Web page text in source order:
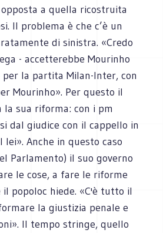
a quella ricostruita
Il problema è che c’è un
di sinistra. «Credo
- accetterebbe Mourinho
la partita Milan-Inter, con
Mourinho». Per questo il
sua riforma: con i pm
dal giudice con il cappello in
lei». Anche in questo caso
Parlamento) il suo governo
le cose, a fare le riforme
popoloc hiede. «C'è tutto il
la giustizia penale e
Il tempo stringe, quello